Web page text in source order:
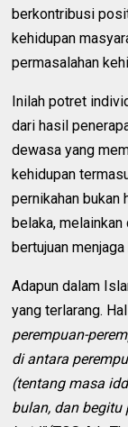
berkontribusi
kehidupan
permasalahan
Inilah potret
dari hasil
dewasa yang
kehidupan
pernikahan bukan
belaka, melainkan
bertujuan
Adapun dalam
yang terlarang.
perempuan-
di antara
(tentang masa
bulan, dan begitu